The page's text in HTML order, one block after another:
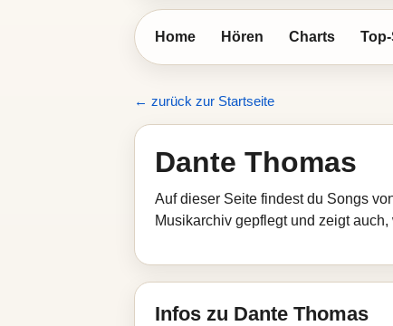
Home Hören Charts
← zurück zur Startseite
Dante Thomas
Auf dieser Seite findest du Songs
Musikarchiv gepflegt und zeigt
Infos zu Dante Thomas